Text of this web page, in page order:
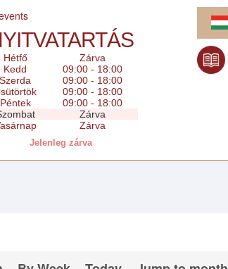
Hétfő
Zárva
Kedd
09:00 - 18:00
Szerda
09:00 - 18:00
09:00 - 18:00
Péntek
09:00 - 18:00
Zárva
Zárva
Jelenleg zárva